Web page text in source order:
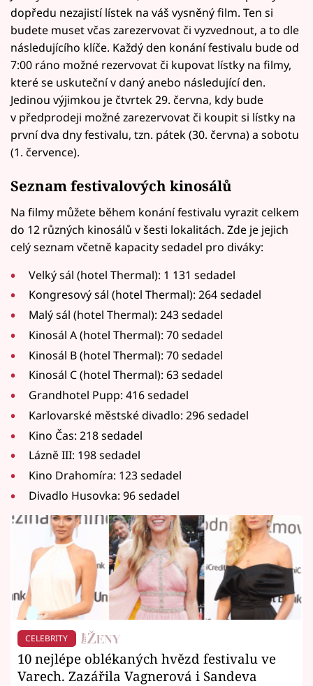
dopředu nezajistí lístek na váš vysněný film. Ten si
budete muset včas zarezervovat či vyzvednout, a to dle
následujícího klíče. Každý den konání festivalu bude od
7:00 ráno možné rezervovat či kupovat lístky na filmy,
které se uskuteční v daný anebo následující den.
Jedinou výjimkou je čtvrtek 29. června, kdy bude
v předprodeji možné zarezervovat či koupit si lístky na
první dva dny festivalu, tzn. pátek (30. června) a sobotu
(1. července).
Seznam festivalových kinosálů
Na filmy můžete během konání festivalu vyrazit celkem
do 12 různých kinosálů v šesti lokalitách. Zde je jejich
celý seznam včetně kapacity sedadel pro diváky:
Velký sál (hotel Thermal): 1 131 sedadel
Kongresový sál (hotel Thermal): 264 sedadel
Malý sál (hotel Thermal): 243 sedadel
Kinosál A (hotel Thermal): 70 sedadel
Kinosál B (hotel Thermal): 70 sedadel
Kinosál C (hotel Thermal): 63 sedadel
Grandhotel Pupp: 416 sedadel
Karlovarské městské divadlo: 296 sedadel
Kino Čas: 218 sedadel
Lázně III: 198 sedadel
Kino Drahomíra: 123 sedadel
Divadlo Husovka: 96 sedadel
CELEBRITY
10 nejlépe oblékaných hvězd festivalu ve
Varech. Zazářila Vagnerová i Sandeva